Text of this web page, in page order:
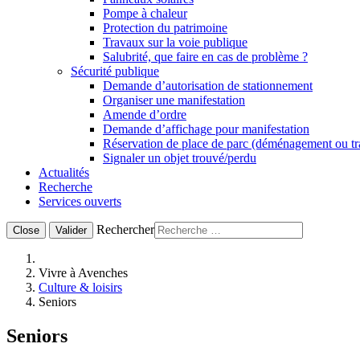
Pompe à chaleur
Protection du patrimoine
Travaux sur la voie publique
Salubrité, que faire en cas de problème ?
Sécurité publique
Demande d’autorisation de stationnement
Organiser une manifestation
Amende d’ordre
Demande d’affichage pour manifestation
Réservation de place de parc (déménagement ou
Signaler un objet trouvé/perdu
Actualités
Recherche
Services ouverts
Close Valider Rechercher
Vivre à Avenches
Culture & loisirs
Seniors
Seniors